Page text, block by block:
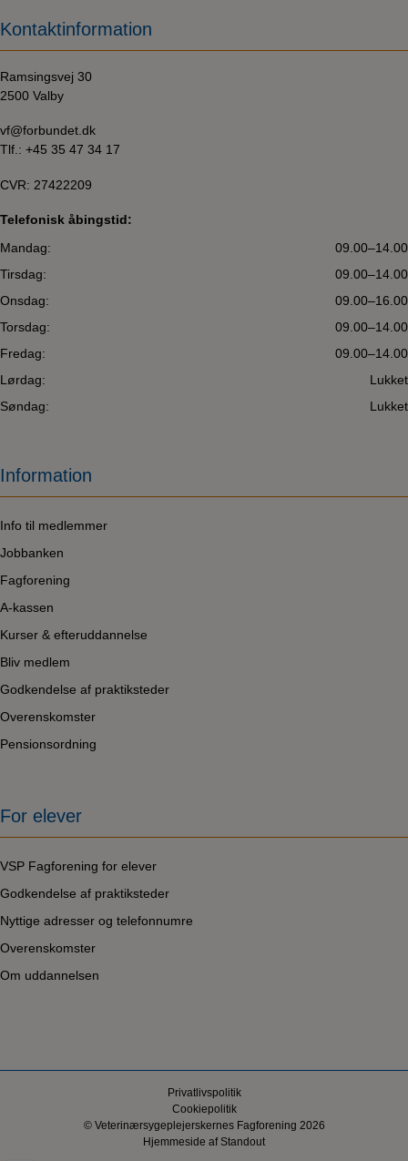
Kontaktinformation
Ramsingsvej 30
2500 Valby
vf@forbundet.dk
Tlf.: +45 35 47 34 17
CVR: 27422209
Telefonisk åbingstid:
Mandag:
09.00–14.00
Tirsdag:
09.00–14.00
Onsdag:
09.00–16.00
Torsdag:
09.00–14.00
Fredag:
09.00–14.00
Lørdag:
Lukket
Søndag:
Lukket
Information
Info til medlemmer
Jobbanken
Fagforening
A-kassen
Kurser & efteruddannelse
Bliv medlem
Godkendelse af praktiksteder
Overenskomster
Pensionsordning
For elever
VSP Fagforening for elever
Godkendelse af praktiksteder
Nyttige adresser og telefonnumre
Overenskomster
Om uddannelsen
Privatlivspolitik
Cookiepolitik
© Veterinærsygeplejerskernes Fagforening 2026
Hjemmeside afStandout